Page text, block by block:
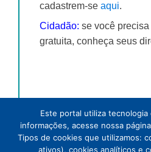
cadastrem-se aqui.
Cidadão: se você
gratuita, conheça seus
Este portal utiliza tecnologia
informações, acesse nossa
Tipos de cookies que utilizamos:
ativos), cookies analíticos e